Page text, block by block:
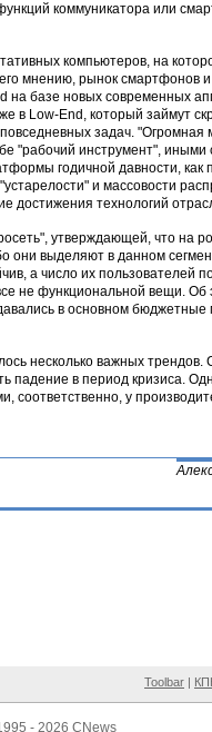
коммуникатора или
компьютеров, на
мнению, рынок смартфонов
на базе новых современных
Low-End, который займут
задач. "Огромная
"рабочий инструмент",
годичной давности, как
и массовости
технологий
утверждающей, что на
выделяют в данном
а число их пользователей
не функциональной вещи.
в основном
несколько важных
падение в период кризиса.
соответственно, у
Toolbar |
- 2026 CNews